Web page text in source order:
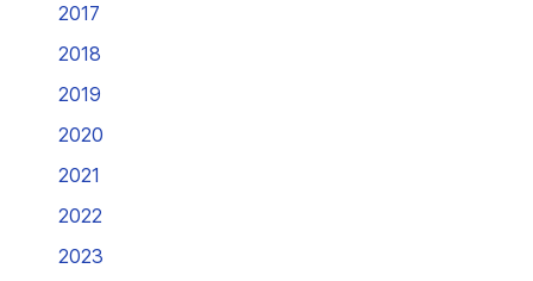
2017
2018
2019
2020
2021
2022
2023